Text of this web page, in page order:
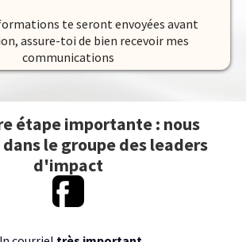
te seront envoyées avant
assure-toi de bien recevoir mes
communications
étape importante : nous
le groupe des leaders
d'impact